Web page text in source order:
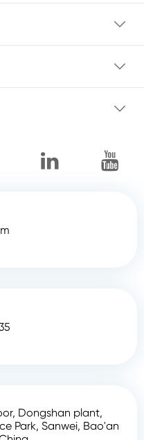



Dongshan plant,
Park, Sanwei, Bao'an